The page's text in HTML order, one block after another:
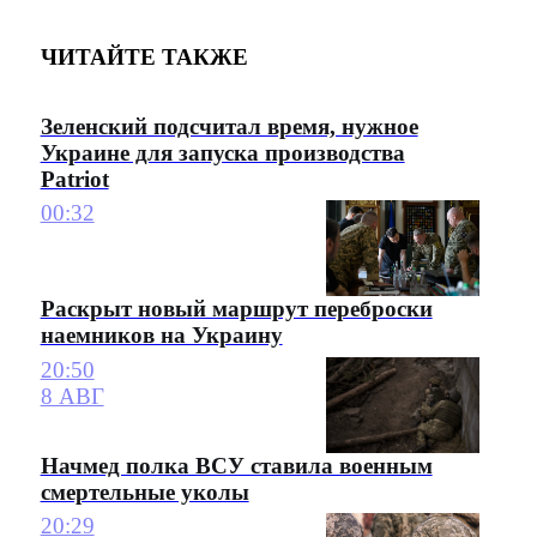
ЧИТАЙТЕ ТАКЖЕ
Зеленский подсчитал время, нужное
Украине для запуска производства
Patriot
00:32
Раскрыт новый маршрут переброски
наемников на Украину
20:50
8 АВГ
Начмед полка ВСУ ставила военным
смертельные уколы
20:29